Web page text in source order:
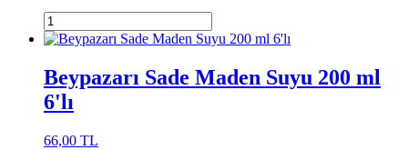
Beypazarı Sade Maden Suyu 200 ml
6'lı
66,00 TL